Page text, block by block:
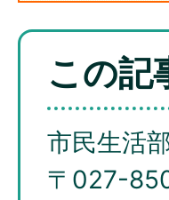
この記
市民生活
〒027-